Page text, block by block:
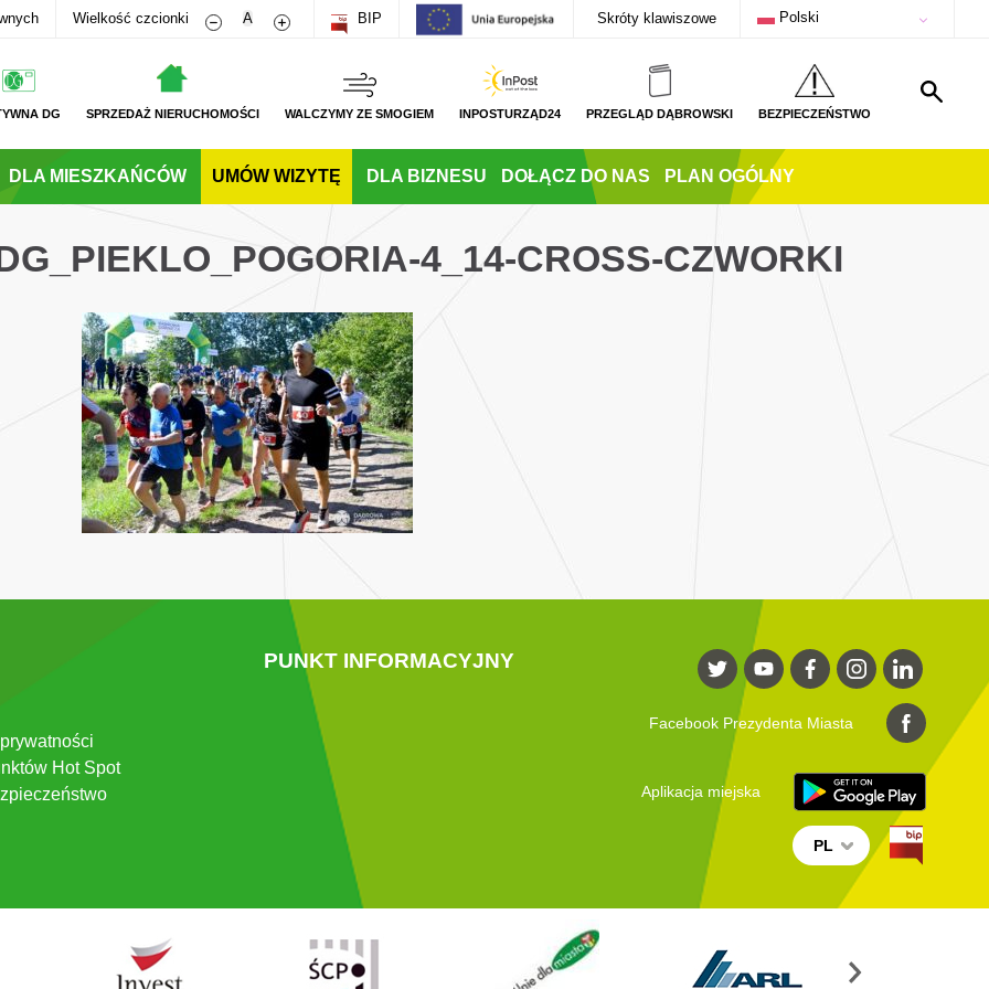
Wielkość czcionki Zmniejsz rozmiar czcionki
A Zwiększ rozmiar czcionki
BIP Skróty klawiszowe Polski
DG SPRZEDAŻ NIERUCHOMOŚCI WALCZYMY ZE SMOGIEM INPOSTURZĄD24 PRZEGLĄD DĄBROWSKI BEZPIECZEŃSTWO
DLA MIESZKAŃCÓW UMÓW WIZYTĘ DLA BIZNESU DOŁĄCZ DO NAS PLAN OGÓLNY
4_14-CROSS-CZWORKI
Hot Spot
PUNKT INFORMACYJNY
Facebook Prezydenta Miasta
Aplikacja miejska
PL